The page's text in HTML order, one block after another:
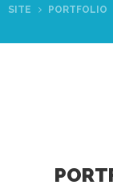
SITE PORTFOLIO